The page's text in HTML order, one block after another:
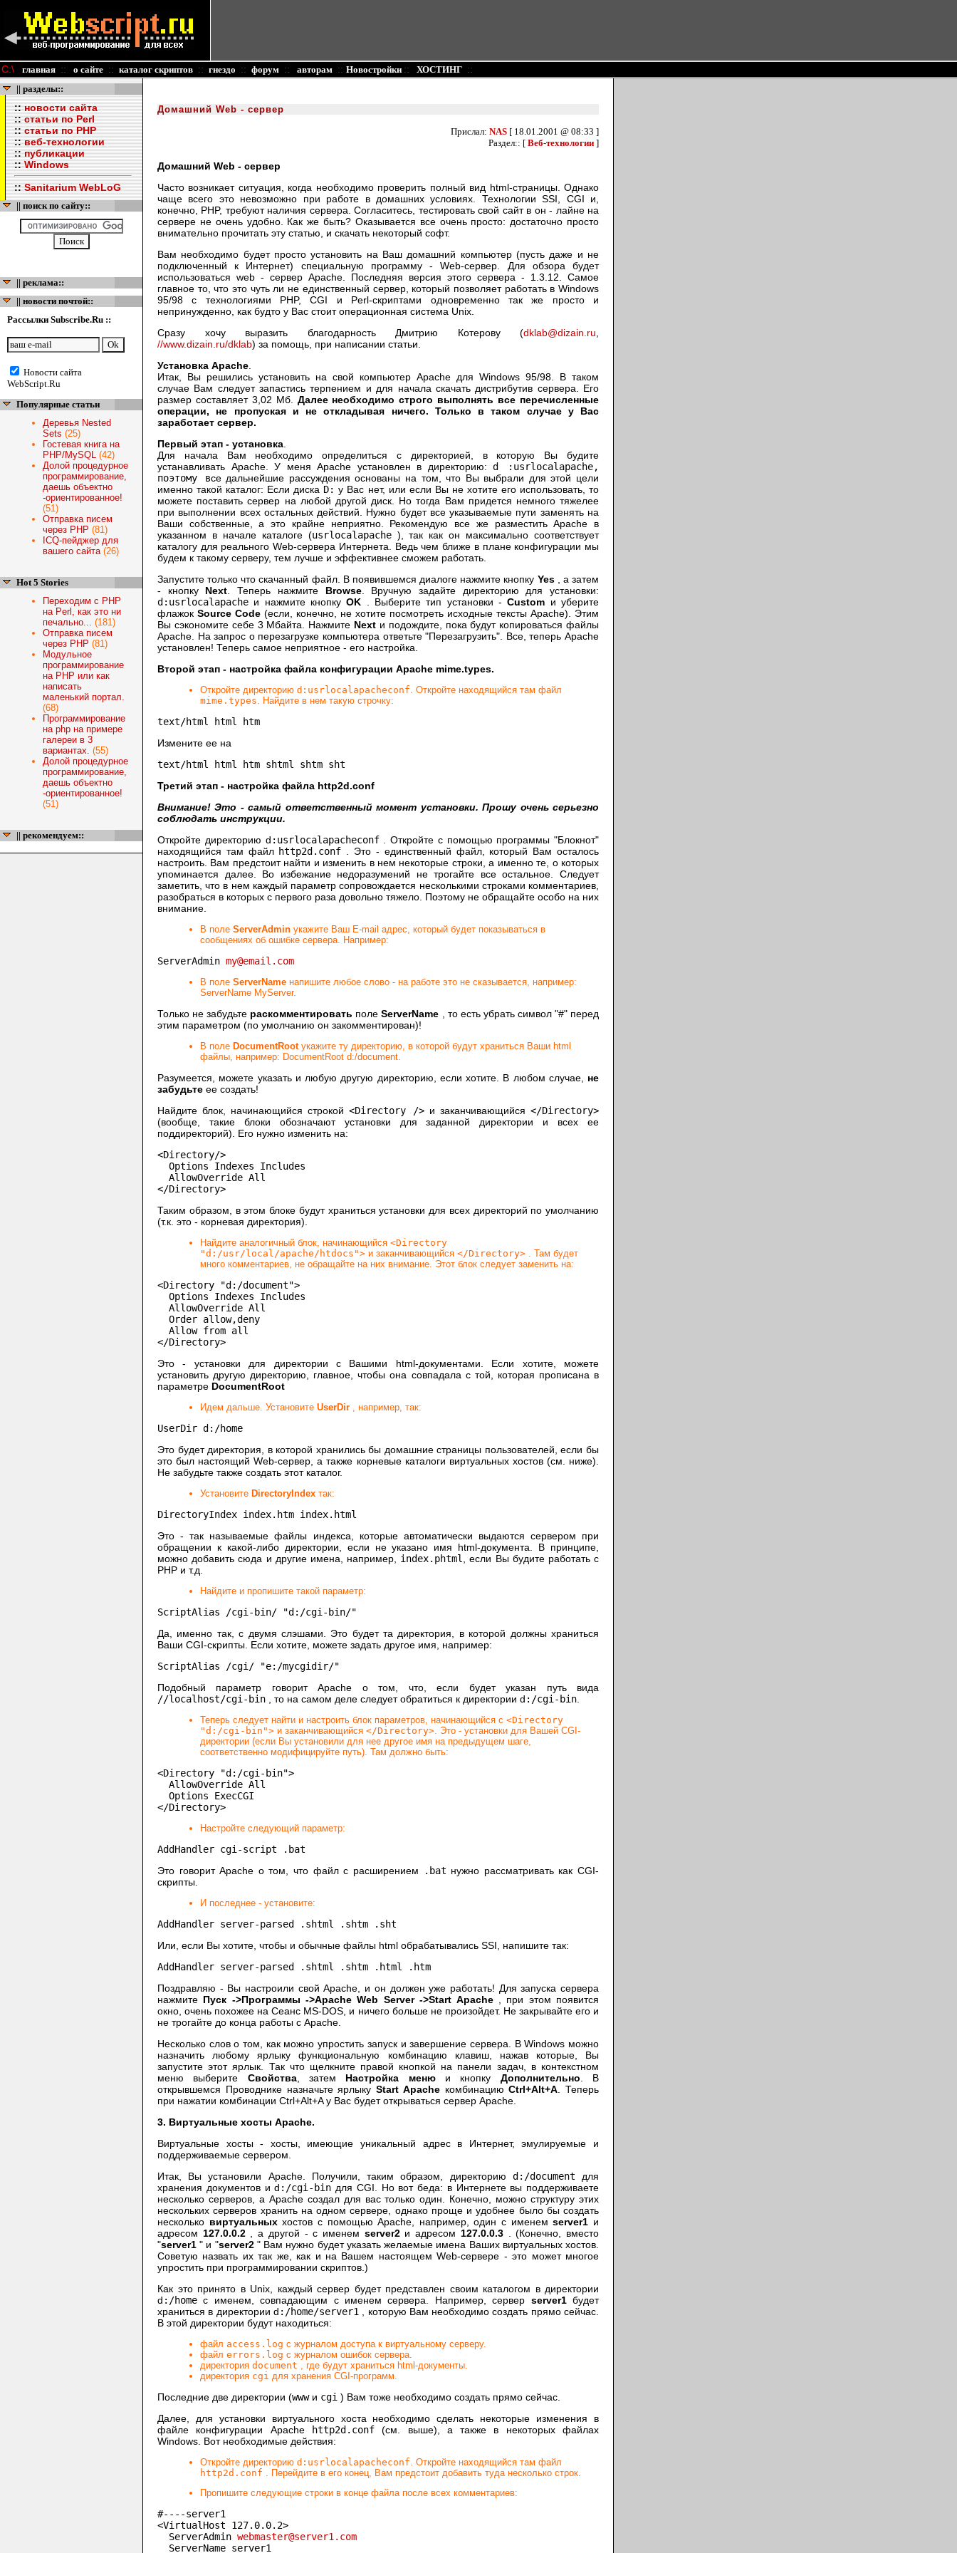
C:\ главная :: о сайте :: каталог скриптов :: гнездо :: форум :: авторам :: Новостройки :: ХОСТИНГ ::
|| разделы::
::новости сайта
::статьи по Perl
::статьи по PHP
::веб-технологии
::публикации
::Windows
::Sanitarium WebLoG
|| поиск по сайту::
|| реклама::
|| новости почтой::
Рассылки Subscribe.Ru ::
Новости сайта
WebScript.Ru
Популярные статьи
Деревья Nested
Sets (25)
Гостевая книга на
PHP/MySQL (42)
Долой процедурное
программирование,
даешь объектно
-ориентированное!
(51)
Отправка писем
через PHP (81)
ICQ-пейджер для
вашего сайта(26)
Hot 5 Stories
Переходим с PHP
на Perl, как это ни
печально... (181)
Отправка писем
через PHP (81)
Модульное
программирование
на PHP или как
написать
маленький портал.
(68)
Программирование
на php на примере
галереи в 3
вариантах. (55)
Долой процедурное
программирование,
даешь объектно
-ориентированное!
(51)
|| рекомендуем::
Домашний Web - сервер
Прислал: NAS [ 18.01.2001 @ 08:33 ]
Раздел:: [ Веб-технологии ]
Домашний Web - сервер
Часто возникает ситуация, когда необходимо проверить полный вид html-страницы. Однако
чаще всего это невозможно при работе в домашних условиях. Технологии SSI, CGI и,
конечно, PHP, требуют наличия сервера. Согласитесь, тестировать свой сайт в он - лайне на
сервере не очень удобно. Как же быть? Оказывается все очень просто: достаточно просто
внимательно прочитать эту статью, и скачать некоторый софт.
Вам необходимо будет просто установить на Ваш домашний компьютер (пусть даже и не
подключенный к Интернет) специальную программу - Web-сервер. Для обзора будет
использоваться web - сервер Apache. Последняя версия этого сервера - 1.3.12. Самое
главное то, что это чуть ли не единственный сервер, который позволяет работать в Windows
95/98 с технологиями PHP, CGI и Perl-скриптами одновременно так же просто и
непринужденно, как будто у Вас стоит операционная система Unix.
Сразу хочу выразить благодарность Дмитрию Котерову (dklab@dizain.ru
//www.dizain.ru/dklab) за помощь, при написании статьи.
Установка Apache
Итак, Вы решились установить на свой компьютер Apache для Windows 95/98. В таком
случае Вам следует запастись терпением и для начала скачать дистрибутив сервера. Его
размер составляет 3,02 Мб. Далее необходимо строго выполнять все перечисленные
операции, не пропуская и не откладывая ничего. Только в таком случае у Вас
заработает сервер.
Первый этап - установка
Для начала Вам необходимо определиться с директорией, в которую Вы будите
устанавливать Apache. У меня Apache установлен в директорию:d :usrlocalapache,
поэтому все дальнейшие рассуждения основаны на том, что Вы выбрали для этой цели
именно такой каталог: Если диска D: у Вас нет, или если Вы не хотите его использовать, то
можете поставить сервер на любой другой диск. Но тогда Вам придется немного тяжелее
при выполнении всех остальных действий. Нужно будет все указываемые пути заменять на
Ваши собственные, а это крайне неприятно. Рекомендую все же разместить Apache в
указанном в начале каталоге (usrlocalapache), так как он максимально соответствует
каталогу для реального Web-сервера Интернета. Ведь чем ближе в плане конфигурации мы
будем к такому серверу, тем лучше и эффективнее сможем работать.
Запустите только что скачанный файл. В появившемся диалоге нажмите кнопку Yes, а затем
- кнопку Next . Теперь нажмите Browse. Вручную задайте директорию для установки:
d:usrlocalapache и нажмите кнопкуOK . Выберите тип установки -Сustom и уберите
флажок Source Code (если, конечно, не хотите посмотреть исходные тексты Apache). Этим
Вы сэкономите себе 3 Мбайта. Нажмите Next и подождите, пока будут копироваться файлы
Apache. На запрос о перезагрузке компьютера ответьте "Перезагрузить". Все, теперь Apache
установлен! Теперь самое неприятное - его настройка.
Второй этап - настройка файла конфигурации Apache mime.types.
Откройте директорию d :usrlocalapacheconf. Откройте находящийся там файл
mime.types. Найдите в нем такую строчку:
text/html html htm
Измените ее на
text/html html htm shtml shtm sht
Третий этап - настройка файла http2d.conf
Внимание! Это - самый ответственный момент установки. Прошу очень серьезно
соблюдать инструкции.
Откройте директорию d :usrlocalapacheconf. Откройте с помощью программы "Блокнот"
находящийся там файл http2d.conf . Это - единственный файл, который Вам осталось
настроить. Вам предстоит найти и изменить в нем некоторые строки, а именно те, о которых
упоминается далее. Во избежание недоразумений не трогайте все остальное. Следует
заметить, что в нем каждый параметр сопровождается несколькими строками комментариев,
разобраться в которых с первого раза довольно тяжело. Поэтому не обращайте особо на них
внимание.
В поле ServerAdmin укажите Ваш E-mail адрес, который будет показываться в
сообщениях об ошибке сервера. Например:
ServerAdmin my@email.com
В поле ServerName напишите любое слово - на работе это не сказывается, например:
ServerName MyServer.
Только не забудьте раскомментировать полеServerName , то есть убрать символ "#" перед
этим параметром (по умолчанию он закомментирован)!
В поле DocumentRootукажите ту директорию, в которой будут храниться Ваши html
файлы, например: DocumentRoot d:/document.
Разумеется, можете указать и любую другую директорию, если хотите. В любом случае, не
забудьте ее создать!
Найдите блок, начинающийся строкой <Directory /> и заканчивающийся </Directory>
(вообще, такие блоки обозначают установки для заданной директории и всех ее
поддиректорий). Его нужно изменить на:
<Directory/>
Options Indexes Includes
AllowOverride All
</Directory>
Таким образом, в этом блоке будут храниться установки для всех директорий по умолчанию
(т.к. это - корневая директория).
Найдите аналогичный блок, начинающийся <Directory
"d:/usr/local/apache/htdocs"> и заканчивающийся </Directory> . Там будет
много комментариев, не обращайте на них внимание. Этот блок следует заменить на:
<Directory "d:/document">
Options Indexes Includes
AllowOverride All
Order allow,deny
Allow from all
</Directory>
Это - установки для директории с Вашими html-документами. Если хотите, можете
установить другую директорию, главное, чтобы она совпадала с той, которая прописана в
параметре DocumentRoot
Идем дальше. Установите UserDir , например, так:
UserDir d:/home
Это будет директория, в которой хранились бы домашние страницы пользователей, если бы
это был настоящий Web-сервер, а также корневые каталоги виртуальных хостов (см. ниже).
Не забудьте также создать этот каталог.
Установите DirectoryIndex так:
DirectoryIndex index.htm index.html
Это - так называемые файлы индекса, которые автоматически выдаются сервером при
обращении к какой-либо директории, если не указано имя html-документа. В принципе,
можно добавить сюда и другие имена, например, index.phtml
, если Вы будите работать с
PHP и т.д.
Найдите и пропишите такой параметр:
ScriptAlias /cgi-bin/ "d:/cgi-bin/"
Да, именно так, с двумя слэшами. Это будет та директория, в которой должны храниться
Ваши CGI-скрипты. Если хотите, можете задать другое имя, например:
ScriptAlias /cgi/ "e:/mycgidir/"
Подобный параметр говорит Apache о том, что, если будет указан путь вида
//localhost/cgi-bin , то на самом деле следует обратиться к директории d :/cgi-bin
Теперь следует найти и настроить блок параметров, начинающийся с <Directory
"d:/cgi-bin"> и заканчивающийся </Directory>. Это - установки для Вашей CGI-
директории (если Вы установили для нее другое имя на предыдущем шаге,
соответственно модифицируйте путь). Там должно быть:
<Directory "d:/cgi-bin">
AllowOverride All
Options ExecCGI
</Directory>
Настройте следующий параметр:
AddHandler cgi-script .bat
Это говорит Apache о том, что файл с расширением
.bat нужно рассматривать как CGI-
скрипты.
И последнее - установите:
AddHandler server-parsed .shtml .shtm .sht
Или, если Вы хотите, чтобы и обычные файлы html обрабатывались SSI, напишите так:
AddHandler server-parsed .shtml .shtm .html .htm
Поздравляю - Вы настроили свой Apache, и он должен уже работать! Для запуска сервера
нажмите Пуск ->Программы ->Apache Web Server ->Start Apache, при этом появится
окно, очень похожее на Сеанс MS-DOS, и ничего больше не произойдет. Не закрывайте его и
не трогайте до конца работы с Apache.
Несколько слов о том, как можно упростить запуск и завершение сервера. В Windows можно
назначить любому ярлыку функциональную комбинацию клавиш, нажав которые, Вы
запустите этот ярлык. Так что щелкните правой кнопкой на панели задач, в контекстном
меню выберите Свойства, затем Настройка менюи кнопку Дополнительно . В
открывшемся Проводнике назначьте ярлыку Start Apache комбинациюCtrl+Alt+A . Теперь
при нажатии комбинации Ctrl+Alt+A у Вас будет открываться сервер Apache.
3. Виртуальные хосты Apache.
Виртуальные хосты - хосты, имеющие уникальный адрес в Интернет, эмулируемые и
поддерживаемые сервером.
Итак, Вы установили Apache. Получили, таким образом, директорию d:/document для
хранения документов и d :/cgi-bin для CGI. Но вот беда: в Интернете вы поддерживаете
несколько серверов, а Apache создал для вас только один. Конечно, можно структуру этих
нескольких серверов хранить на одном сервере, однако проще и удобнее было бы создать
несколько виртуальныххостов с помощью Apache, например, один с именемserver1 и
адресом 127.0.0.2, а другой - с именем server2и адресом 127.0.0.3. (Конечно, вместо
"server1 " и "server2" Вам нужно будет указать желаемые имена Ваших виртуальных хостов.
Советую назвать их так же, как и на Вашем настоящем Web-сервере - это может многое
упростить при программировании скриптов.)
Как это принято в Unix, каждый сервер будет представлен своим каталогом в директории
d :/home с именем, совпадающим с именем сервера. Например, сервер server1будет
храниться в директории d :/home/server1
, которую Вам необходимо создать прямо сейчас.
В этой директории будут находиться:
файл access.log с журналом доступа к виртуальному серверу.
файл errors.log с журналом ошибок сервера.
директория document , где будут храниться html-документы.
директория cgi для хранения CGI-программ.
Последние две директории (wwwи cgi ) Вам тоже необходимо создать прямо сейчас.
Далее, для установки виртуального хоста необходимо сделать некоторые изменения в
файле конфигурации Apache
http2d.conf(см. выше), а также в некоторых файлах
Windows. Вот необходимые действия:
Откройте директорию d :usrlocalapacheconf. Откройте находящийся там файл
http2d.conf . Перейдите в его конец, Вам предстоит добавить туда несколько строк.
Пропишите следующие строки в конце файла после всех комментариев:
#----server1
<VirtualHost 127.0.0.2>
ServerAdmin webmaster@server1.com
ServerName server1